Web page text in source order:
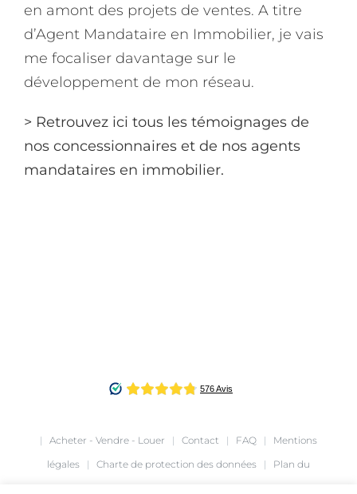
en amont des projets de ventes. A titre
d’Agent Mandataire en Immobilier, je vais
me focaliser davantage sur le
développement de mon réseau.
> Retrouvez ici tous les témoignages de
nos concessionnaires et de nos agents
mandataires en immobilier.
| Acheter - Vendre - Louer | Contact | FAQ | Mentions
légales | Charte de protection des données | Plan du